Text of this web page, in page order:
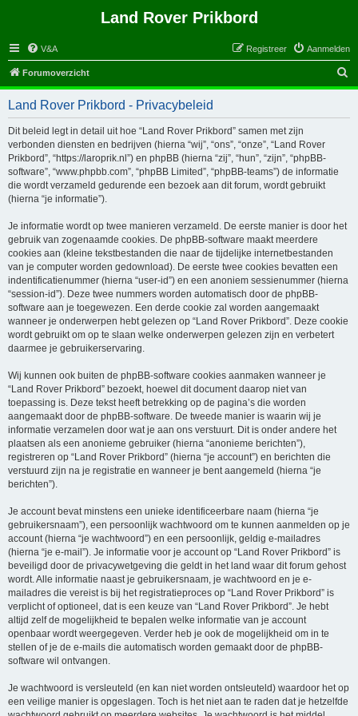
Land Rover Prikbord
V&A Aanmelden
Registreer
Forumoverzicht
o
Land Rover Prikbord - Privacybeleid
Dit beleid legt in detail uit hoe “Land Rover Prikbord” samen met zijn
verbonden diensten en bedrijven (hierna “wij”, “ons”, “onze”, “Land Rover
Prikbord”, “https://laroprik.nl”) en phpBB (hierna “zij”, “hun”, “zijn”, “phpBB-
software”, “www.phpbb.com”, “phpBB Limited”, “phpBB-teams”) de informatie
die wordt verzameld gedurende een bezoek aan dit forum, wordt gebruikt
(hierna “je informatie”).
Je informatie wordt op twee manieren verzameld. De eerste manier is door het
gebruik van zogenaamde cookies. De phpBB-software maakt meerdere
cookies aan (kleine tekstbestanden die naar de tijdelijke internetbestanden
van je computer worden gedownload). De eerste twee cookies bevatten een
indentificatienummer (hierna “user-id”) en een anoniem sessienummer (hierna
“session-id”). Deze twee nummers worden automatisch door de phpBB-
software aan je toegewezen. Een derde cookie zal worden aangemaakt
wanneer je onderwerpen hebt gelezen op “Land Rover Prikbord”. Deze cookie
wordt gebruikt om op te slaan welke onderwerpen gelezen zijn en verbetert
daarmee je gebruikerservaring.
Wij kunnen ook buiten de phpBB-software cookies aanmaken wanneer je
“Land Rover Prikbord” bezoekt, hoewel dit document daarop niet van
toepassing is. Deze tekst heeft betrekking op de pagina’s die worden
aangemaakt door de phpBB-software. De tweede manier is waarin wij je
informatie verzamelen door wat je aan ons verstuurt. Dit is onder andere het
plaatsen als een anonieme gebruiker (hierna “anonieme berichten”),
registreren op “Land Rover Prikbord” (hierna “je account”) en berichten die
verstuurd zijn na je registratie en wanneer je bent aangemeld (hierna “je
berichten”).
Je account bevat minstens een unieke identificeerbare naam (hierna “je
gebruikersnaam”), een persoonlijk wachtwoord om te kunnen aanmelden op je
account (hierna “je wachtwoord”) en een persoonlijk, geldig e-mailadres
(hierna “je e-mail”). Je informatie voor je account op “Land Rover Prikbord” is
beveiligd door de privacywetgeving die geldt in het land waar dit forum gehost
wordt. Alle informatie naast je gebruikersnaam, je wachtwoord en je e-
mailadres die vereist is bij het registratieproces op “Land Rover Prikbord” is
verplicht of optioneel, dat is een keuze van “Land Rover Prikbord”. Je hebt
altijd zelf de mogelijkheid te bepalen welke informatie van je account
openbaar wordt weergegeven. Verder heb je ook de mogelijkheid om in te
stellen of je de e-mails die automatisch worden gemaakt door de phpBB-
software wil ontvangen.
Je wachtwoord is versleuteld (en kan niet worden ontsleuteld) waardoor het op
een veilige manier is opgeslagen. Toch is het niet aan te raden dat je hetzelfde